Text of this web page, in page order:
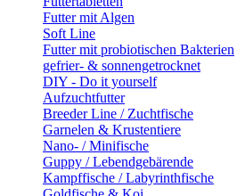
Futter mit Algen
Soft Line
Futter mit probiotischen Bakterien
gefrier- & sonnengetrocknet
DIY - Do it yourself
Aufzuchtfutter
Breeder Line / Zuchtfische
Garnelen & Krustentiere
Nano- / Minifische
Guppy / Lebendgebärende
Kampffische / Labyrinthfische